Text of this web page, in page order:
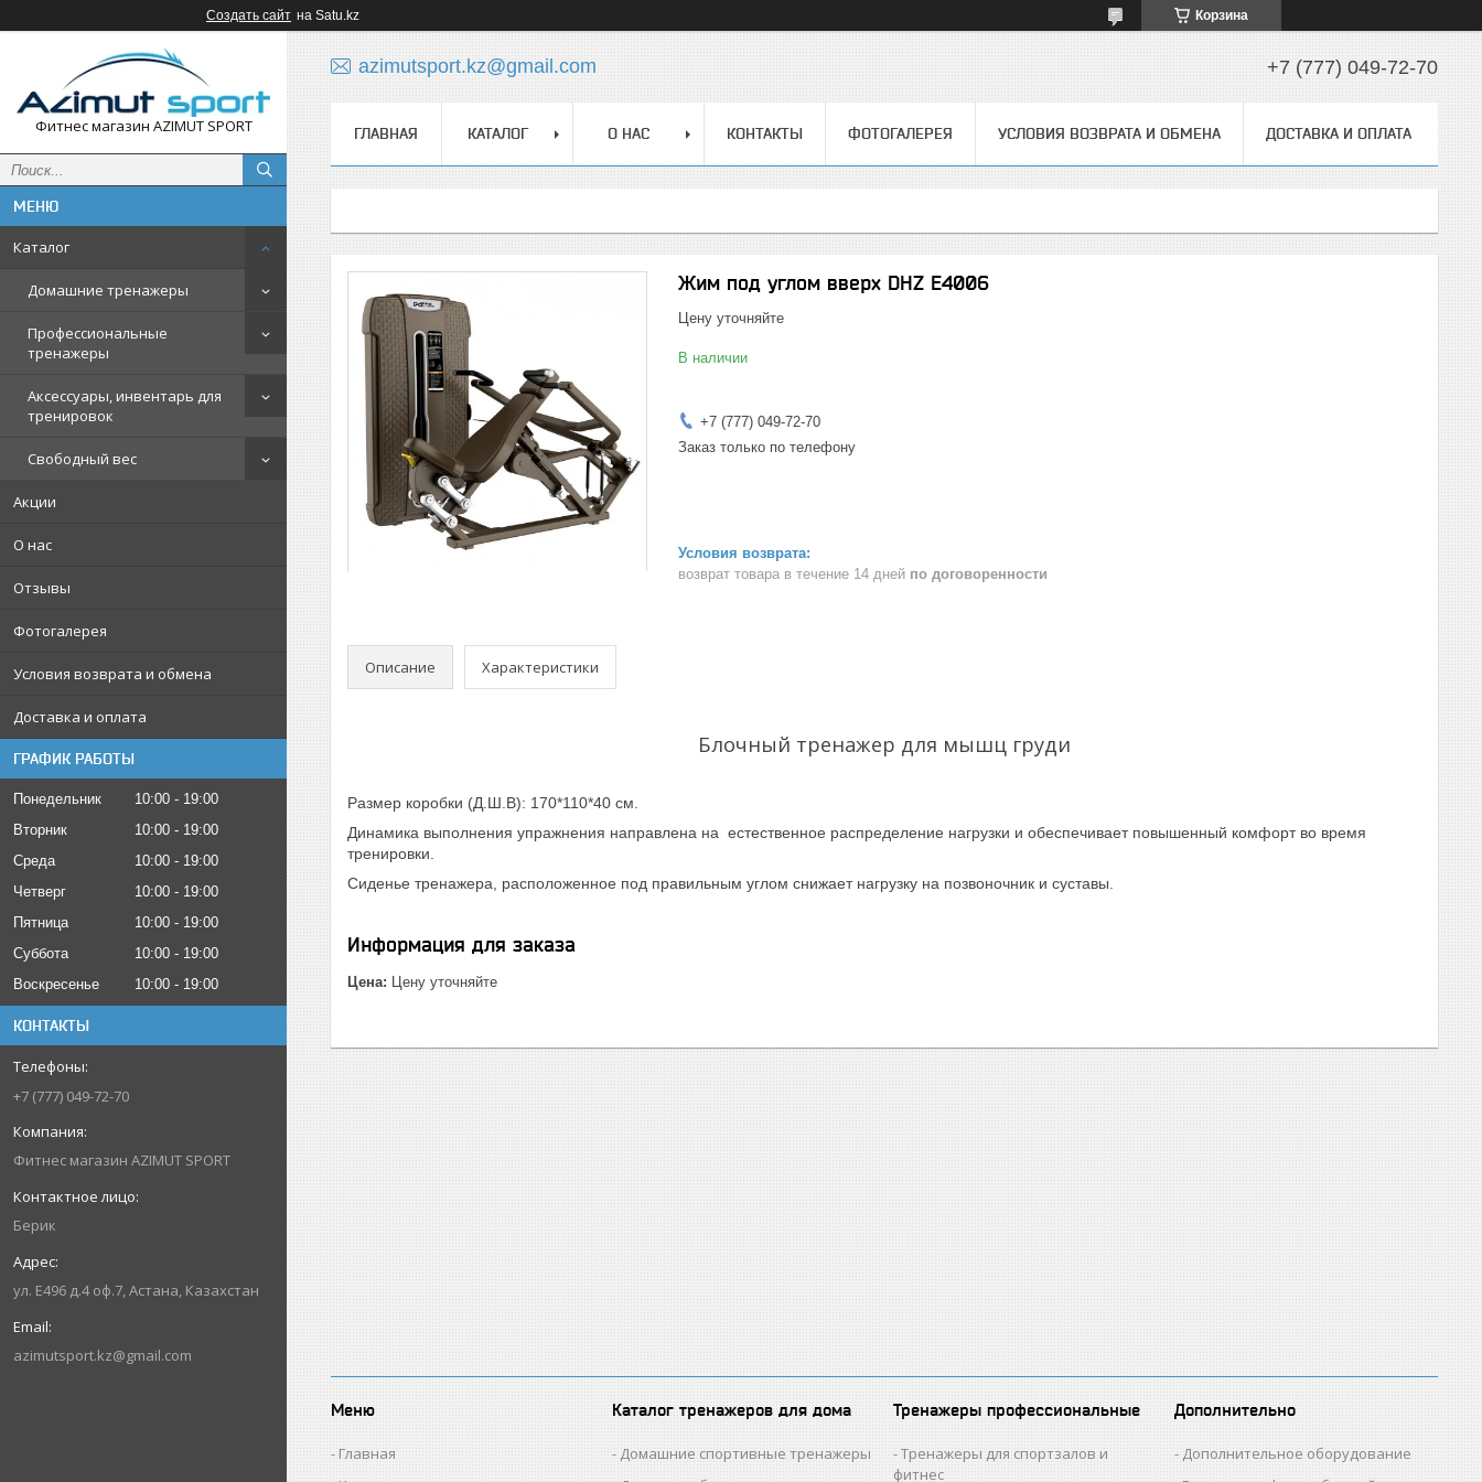
Создать сайт на Satu.kz Корзина
Фитнес магазин AZIMUT SPORT
Каталог
Домашние тренажеры
Профессиональные
тренажеры
Аксессуары, инвентарь для
тренировок
Свободный вес
Акции
О нас
Отзывы
Фотогалерея
Условия возврата и обмена
Доставка и оплата
ГРАФИК РАБОТЫ
Понедельник 10:00
19:00
Вторник
10:00
19:00
Среда
10:00
19:00
Четверг
10:00
19:00
Пятница
10:00
19:00
Суббота
10:00
19:00
Воскресенье
10:00 19:00
КОНТАКТЫ
+7 (777) 049-72-70
Фитнес магазин AZIMUT SPORT
Берик
ул. Е496 д.4 оф.7, Астана, Казахстан
azimutsport.kz@gmail.com
azimutsport.kz@gmail.com +7 (777) 049-72-70
ГЛАВНАЯ КАТАЛОГ О НАС КОНТАКТЫ ФОТОГАЛЕРЕЯ УСЛОВИЯ ВОЗВРАТА И ОБМЕНА ДОСТАВКА И ОПЛАТА
Жим под углом вверх DHZ E4006
Цену уточняйте
В наличии
+7 (777) 049-72-70
Заказ только по телефону
возврат товара в течение 14 дней по договоренности
Описание Характеристики
Блочный тренажер для мышц груди
Размер коробки (Д.Ш.B): 170*110*40 см.
Динамика выполнения упражнения направлена на естественное распределение нагрузки и обеспечивает повышенный комфорт во время
тренировки.
Сиденье тренажера, расположенное под правильным углом снижает нагрузку на позвоночник и суставы.
Информация для заказа
Цена: Цену уточняйте
Меню
Главная
Каталог тренажеров для дома
Домашние спортивные тренажеры
Тренажеры профессиональные
Тренажеры для спортзалов и
фитнес
Дополнительно
Дополнительное оборудование